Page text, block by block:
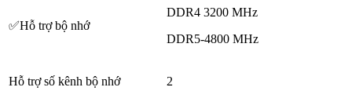
✅Hỗ trợ bộ nhớ
DDR4 3200 MHz
DDR5-4800 MHz
Hỗ trợ số kênh bộ nhớ 2